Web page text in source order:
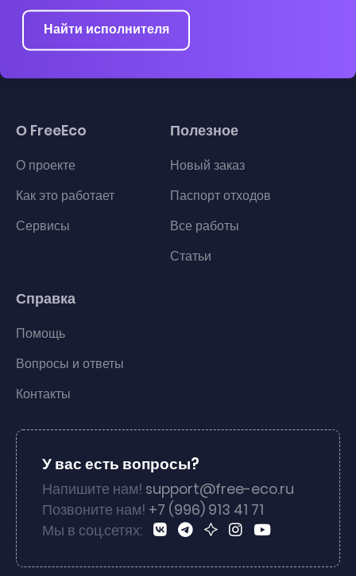
Найти исполнителя
О FreeEco
О проекте
Как это работает
Сервисы
Полезное
Новый заказ
Паспорт отходов
Все работы
Статьи
Справка
Помощь
Вопросы и ответы
Контакты
У вас есть вопросы?
Напишите нам! support@free-eco.ru
Позвоните нам! +7 (996) 913 41 71
Мы в соц.сетях: